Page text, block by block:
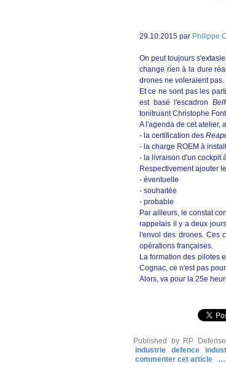
29.10.2015 par Philippe
On peut toujours
change rien à la dure
drones ne voleraient pas.
Et ce ne sont pas les
est basé l'escadron
tonitruant Christophe
A l'agenda de cet atelier,
- la certification des
- la charge ROEM à
- la livraison d'un cockpit
Respectivement ajouter
- éventuelle
- souhaitée
- probable
Par ailleurs, le constat
rappelais il y a deux
l'envol des drones. Ces
opérations françaises.
La formation des pilotes
Cognac, ce n'est pas
Alors, va pour la 25e
Published by RP Defense
industrie
defence
commenter cet article
…